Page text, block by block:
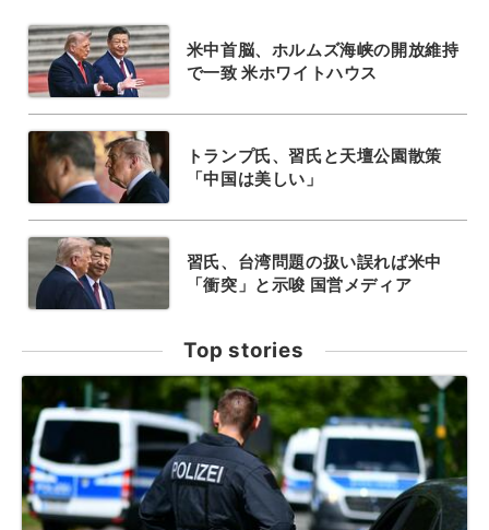
米中首脳、ホルムズ海峡の開放維持
で一致 米ホワイトハウス
トランプ氏、習氏と天壇公園散策
「中国は美しい」
習氏、台湾問題の扱い誤れば米中
「衝突」と示唆 国営メディア
Top stories